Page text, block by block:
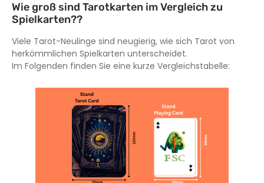
Wie groß sind Tarotkarten im Vergleich zu
Spielkarten??
Viele Tarot-Neulinge sind neugierig, wie sich Tarot von
herkömmlichen Spielkarten unterscheidet.
Im Folgenden finden Sie eine kurze Vergleichstabelle: